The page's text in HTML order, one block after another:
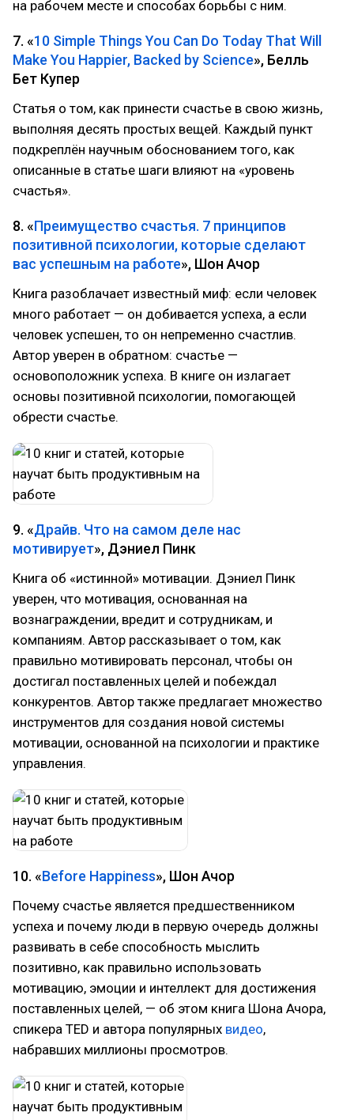
на рабочем месте и способах борьбы с ним.
7. «10 Simple Things You Can Do Today That Will
Make You Happier, Backed by Science», Белль
Бет Купер
Статья о том, как принести счастье в свою жизнь,
выполняя десять простых вещей. Каждый пункт
подкреплён научным обоснованием того, как
описанные в статье шаги влияют на «уровень
счастья».
8. «Преимущество счастья. 7 принципов
позитивной психологии, которые сделают
вас успешным на работе», Шон Ачор
Книга разоблачает известный миф: если человек
много работает — он добивается успеха, а если
человек успешен, то он непременно счастлив.
Автор уверен в обратном: счастье —
основоположник успеха. В книге он излагает
основы позитивной психологии, помогающей
обрести счастье.
9. «Драйв. Что на самом деле нас
мотивирует», Дэниел Пинк
Книга об «истинной» мотивации. Дэниел Пинк
уверен, что мотивация, основанная на
вознаграждении, вредит и сотрудникам, и
компаниям. Автор рассказывает о том, как
правильно мотивировать персонал, чтобы он
достигал поставленных целей и побеждал
конкурентов. Автор также предлагает множество
инструментов для создания новой системы
мотивации, основанной на психологии и практике
управления.
10. «Before Happiness», Шон Ачор
Почему счастье является предшественником
успеха и почему люди в первую очередь должны
развивать в себе способность мыслить
позитивно, как правильно использовать
мотивацию, эмоции и интеллект для достижения
поставленных целей, — об этом книга Шона Ачора,
спикера TED и автора популярных видео,
набравших миллионы просмотров.